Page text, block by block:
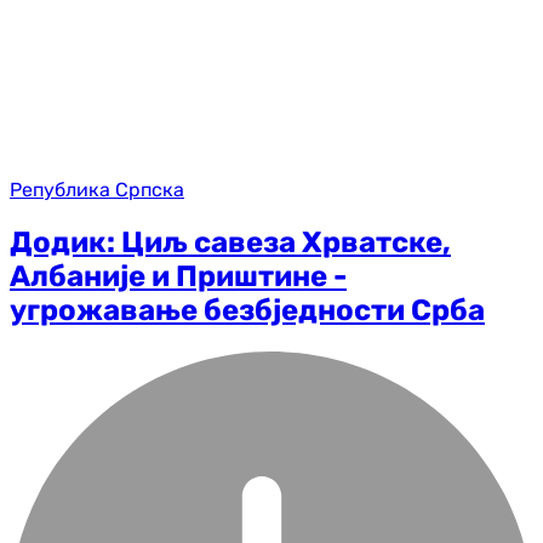
Република Српска
Додик: Циљ савеза Хрватске,
Албаније и Приштине -
угрожавање безбједности Срба